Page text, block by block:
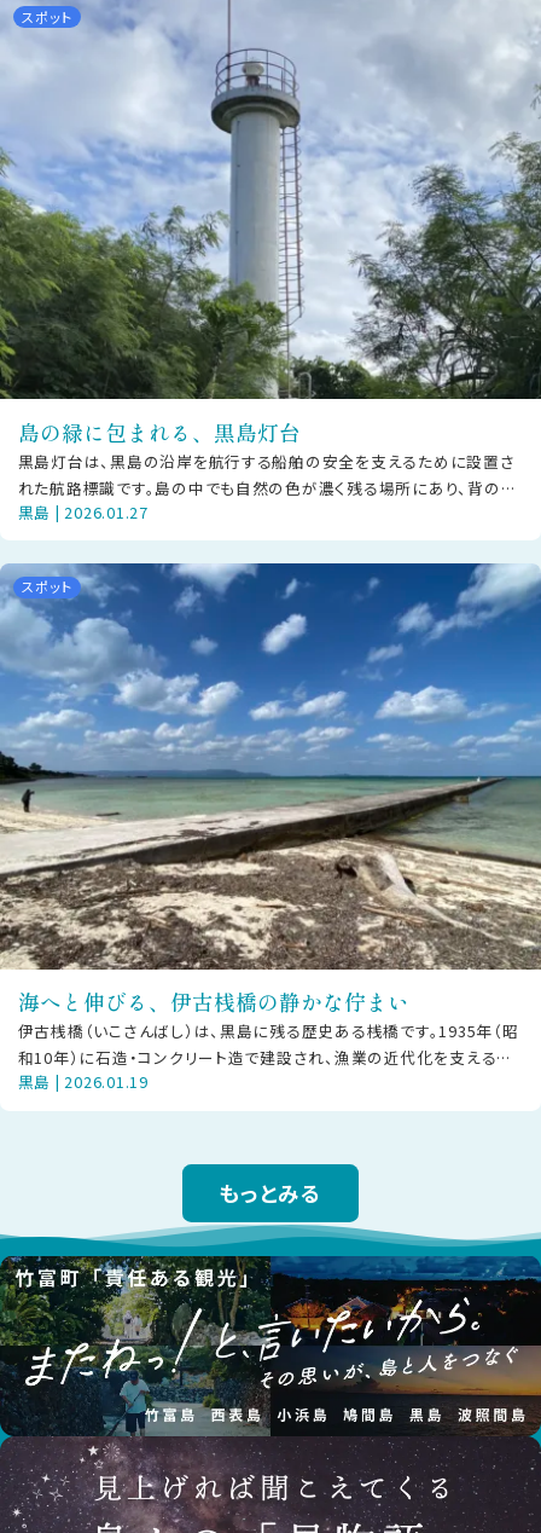
スポット
島の緑に包まれる、黒島灯台
黒島灯台は、黒島の沿岸を航行する船舶の安全を支えるために設置さ
れた航路標識です。島の中でも自然の色が濃く残る場所にあり、背の高
い草木に囲まれながら、白い塔が静か
黒島 | 2026.01.27
スポット
海へと伸びる、伊古桟橋の静かな佇まい
伊古桟橋（いこさんばし）は、黒島に残る歴史ある桟橋です。1935年（昭
和10年）に石造・コンクリート造で建設され、漁業の近代化を支える拠
点として、人や物資の往来
黒島 | 2026.01.19
もっとみる